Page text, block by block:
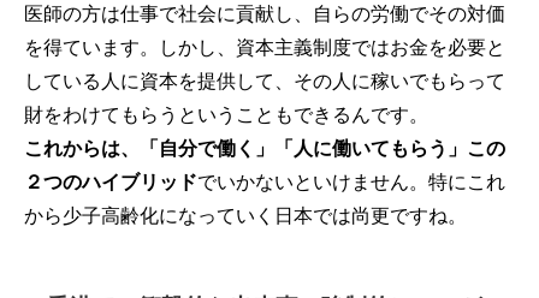
医師の方は仕事で社会に貢献し、自らの労働でその対価
を得ています。しかし、資本主義制度ではお金を必要と
している人に資本を提供して、その人に稼いでもらって
財をわけてもらうということもできるんです。
これからは、「自分で働く」「人に働いてもらう」この
２つのハイブリッドでいかないといけません。特にこれ
から少子高齢化になっていく日本では尚更ですね。